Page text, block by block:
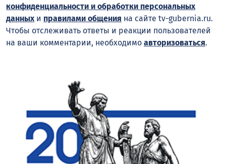
конфиденциальности и обработки персональных
данныхи правилами общения на сайте tv-gubernia.ru.
Чтобы отслеживать ответы и реакции пользователей
на ваши комментарии, необходимо авторизоваться.